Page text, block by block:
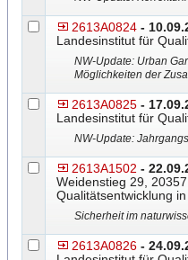
2613A0824 -
Landesinstitut für
NW-Update: Urban
Möglichkeiten der
2613A0825 -
Landesinstitut für
NW-Update:
2613A1502 -
Weidenstieg 29,
Qualitätsentwicklung
Sicherheit im
2613A0826 -